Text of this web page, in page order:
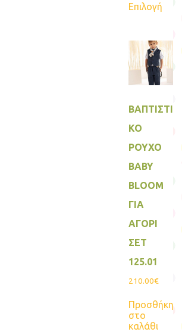
Επιλογήτο
Οι
στη
ΒΑΠΤΙΣΤΙ
ΚΟ
ΡΟΥΧΟ
BABY
BLOOM
ΓΙΑ
ΑΓΟΡΙ
ΣΕΤ
125.01
210.00€
Προσθήκη
στο
καλάθι